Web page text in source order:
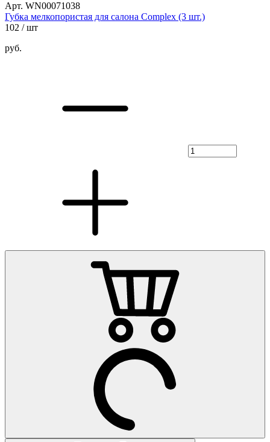
Арт. WN00071038
Губка мелкопористая для салона Complex (3 шт.)
102 / шт
руб.